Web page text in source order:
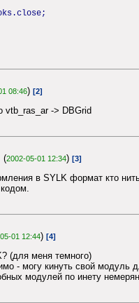
08:46) [2]
vtb_ras_ar -> DBGrid
(2002-05-01 12:34) [3]
в SYLK формат кто
01 12:44) [4]
(для меня темного)
- могу кинуть свой модуль
модулей по инету